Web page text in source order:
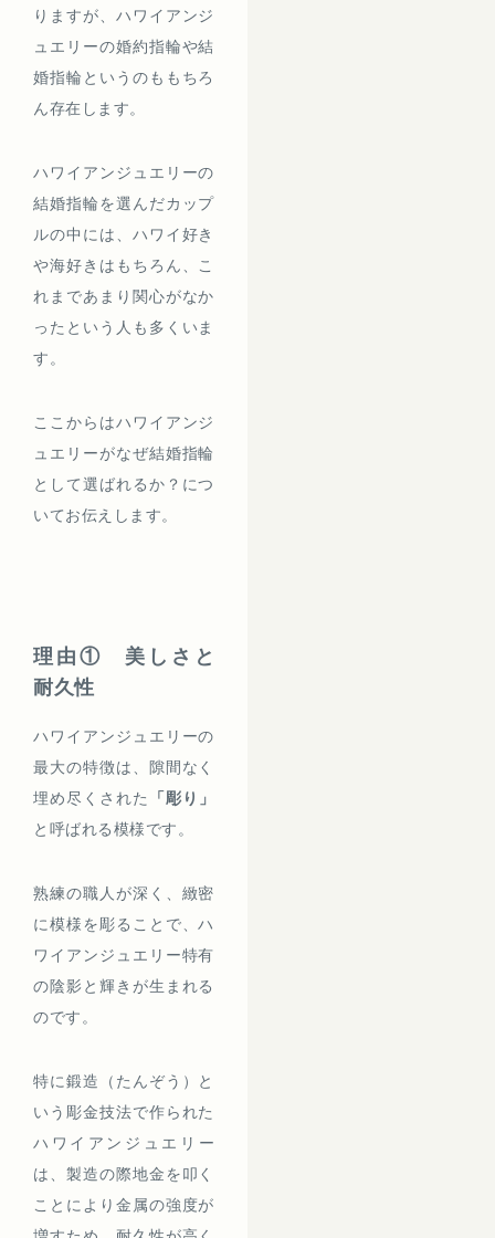
りますが、ハワイアンジ
ュエリーの婚約指輪や結
婚指輪というのももちろ
ん存在します。
ハワイアンジュエリーの
結婚指輪を選んだカップ
ルの中には、ハワイ好き
や海好きはもちろん、こ
れまであまり関心がなか
ったという人も多くいま
す。
ここからはハワイアンジ
ュエリーがなぜ結婚指輪
として選ばれるか？につ
いてお伝えします。
理由① 美しさと
耐久性
ハワイアンジュエリーの
最大の特徴は、隙間なく
埋め尽くされた
「彫り」
と呼ばれる模様です。
熟練の職人が深く、緻密
に模様を彫ることで、ハ
ワイアンジュエリー特有
の陰影と輝きが生まれる
のです。
特に鍛造（たんぞう）と
いう彫金技法で作られた
ハワイアンジュエリー
は、製造の際地金を叩く
ことにより金属の強度が